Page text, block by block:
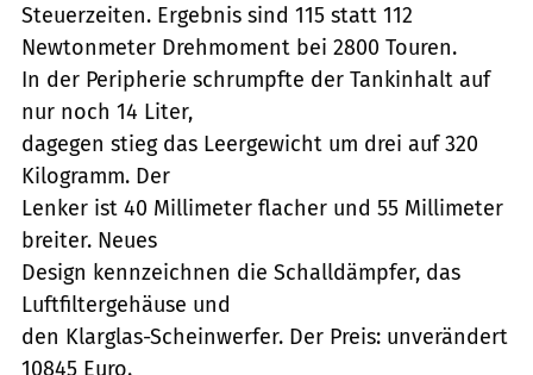
Steuerzeiten. Ergebnis sind 115 statt 112
Newtonmeter Drehmoment bei 2800 Touren.
In der Peripherie schrumpfte der Tankinhalt auf
nur noch 14 Liter,
dagegen stieg das Leergewicht um drei auf 320
Kilogramm. Der
Lenker ist 40 Millimeter flacher und 55 Millimeter
breiter. Neues
Design kennzeichnen die Schalldämpfer, das
Luftfiltergehäuse und
den Klarglas-Scheinwerfer. Der Preis: unverändert
10845 Euro.